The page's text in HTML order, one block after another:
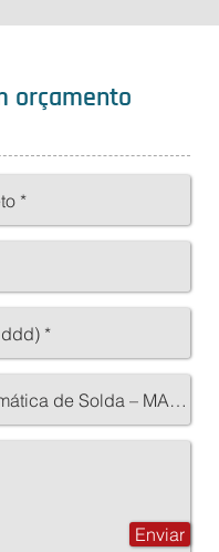
orçamento
Enviar